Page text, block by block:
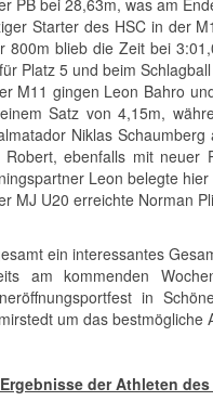
PB bei 28,63m, was am
Starter des HSC in der
800m blieb die Zeit bei
Platz 5 und beim
M11 gingen Leon Bahro
Satz von 4,15m,
Niklas
Robert, ebenfalls mit neuer
Leon belegte hier
MJ U20 erreichte Norman
ein interessantes
am kommenden
in
um das bestmögliche
der Athleten